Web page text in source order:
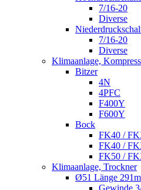
7/16-20
Diverse
7/16-20
Diverse
Klimaanlage,
Bitzer
4N
4PFC
F400Y
F600Y
Bock
FK40 /
FK40 /
FK50 /
Klimaanlage, Trockner
Ø51 Länge
Gewinde